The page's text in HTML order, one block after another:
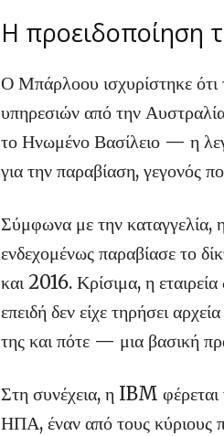
Η προειδοποίηση
Ο Μπάρλοου ισχυρίστηκε
υπηρεσιών από την
το Ηνωμένο Βασίλειο — η
για την παραβίαση, γεγονός
Σύμφωνα με την καταγγελία,
ενδεχομένως παραβίασε το
και 2016. Κρίσιμα, η
επειδή δεν είχε τηρήσει
της και πότε — μια βασική
Στη συνέχεια, η IBM φέρεται
ΗΠΑ, έναν από τους κύριους